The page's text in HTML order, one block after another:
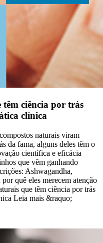
ciência por trás
clínica
naturais viram
da fama, alguns deles têm o
científica e eficácia
que vêm ganhando
Ashwagandha,
quê eles merecem atenção
que têm ciência por trás
Leia mais &raquo;